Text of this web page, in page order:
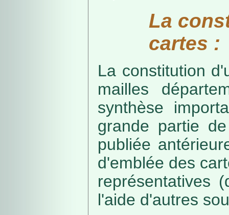
La
cartes :
La constitution
mailles
synthèse
grande partie
publiée
d'emblée des
représentatives
l'aide d'autres